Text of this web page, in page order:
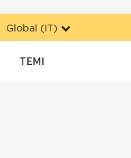
Global ( IT)
TEMI